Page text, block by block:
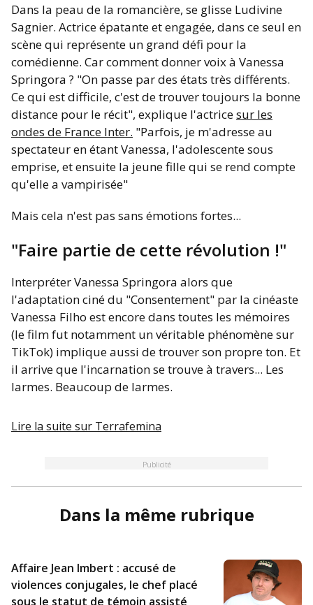
Dans la peau de la romancière, se glisse Ludivine
Sagnier. Actrice épatante et engagée, dans ce seul en
scène qui représente un grand défi pour la
comédienne. Car comment donner voix à Vanessa
Springora ? "On passe par des états très différents.
Ce qui est difficile, c'est de trouver toujours la bonne
distance pour le récit", explique l'actricesur les
ondes de France Inter. "Parfois, je m'adresse au
spectateur en étant Vanessa, l'adolescente sous
emprise, et ensuite la jeune fille qui se rend compte
qu'elle a vampirisée"
Mais cela n'est pas sans émotions fortes...
"Faire partie de cette révolution !"
Interpréter Vanessa Springora alors que
l'adaptation ciné du "Consentement" par la cinéaste
Vanessa Filho est encore dans toutes les mémoires
(le film fut notamment un véritable phénomène sur
TikTok) implique aussi de trouver son propre ton. Et
il arrive que l'incarnation se trouve à travers... Les
larmes. Beaucoup de larmes.
Lire la suite sur Terrafemina
Publicité
Dans la même rubrique
Affaire Jean Imbert : accusé de
violences conjugales, le chef placé
sous le statut de témoin assisté